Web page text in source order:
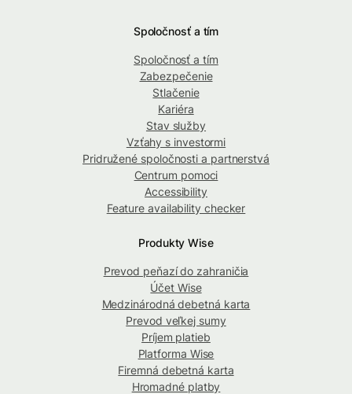
Spoločnosť a tím
Spoločnosť a tím
Zabezpečenie
Stlačenie
Kariéra
Stav služby
Vzťahy s investormi
Pridružené spoločnosti a partnerstvá
Centrum pomoci
Accessibility
Feature availability checker
Produkty Wise
Prevod peňazí do zahraničia
Účet Wise
Medzinárodná debetná karta
Prevod veľkej sumy
Príjem platieb
Platforma Wise
Firemná debetná karta
Hromadné platby